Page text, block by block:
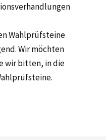
Wahlprüfsteine
Wir möchten
wir bitten, in die